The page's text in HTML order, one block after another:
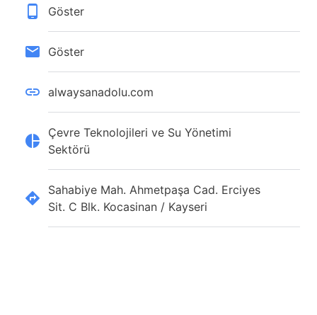
Göster
Göster
alwaysanadolu.com
Çevre Teknolojileri ve Su Yönetimi
Sektörü
Sahabiye Mah. Ahmetpaşa Cad. Erciyes
Sit. C Blk. Kocasinan / Kayseri